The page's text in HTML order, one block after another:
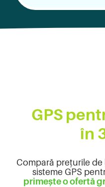
GPS
în
Compară prețurile
sisteme GPS
primește o ofertă